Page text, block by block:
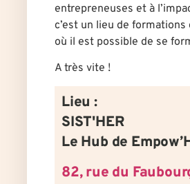
entrepreneuses et à
c’est un lieu de
où il est possible de se
A très vite !
Lieu :
SIST'HER
Le Hub de
82, rue du